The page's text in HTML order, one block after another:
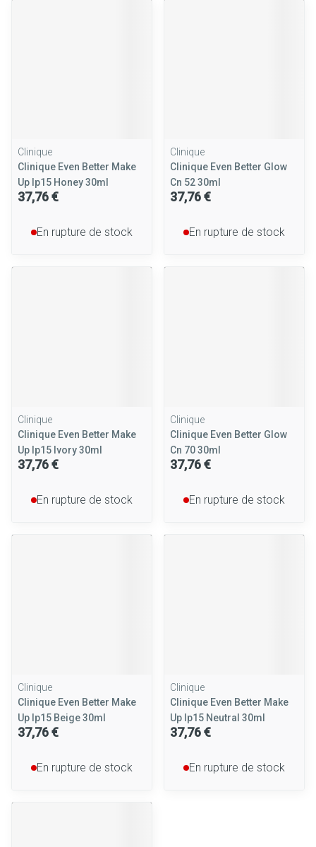
Clinique
Clinique Even Better Make
Up Ip15 Honey 30ml
37,76 €
En rupture de stock
Clinique
Clinique Even Better Glow
Cn 52 30ml
37,76 €
En rupture de stock
Clinique
Clinique Even Better Make
Up Ip15 Ivory 30ml
37,76 €
En rupture de stock
Clinique
Clinique Even Better Glow
Cn 70 30ml
37,76 €
En rupture de stock
Clinique
Clinique Even Better Make
Up Ip15 Beige 30ml
37,76 €
En rupture de stock
Clinique
Clinique Even Better Make
Up Ip15 Neutral 30ml
37,76 €
En rupture de stock